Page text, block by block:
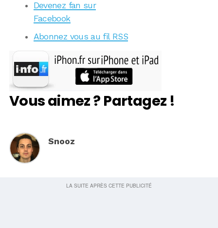
Devenez fan sur
Facebook
Abonnez vous au fil RSS
Vous aimez ? Partagez !
Snooz